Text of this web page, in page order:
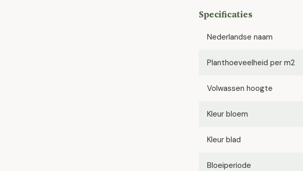
Specificaties
Nederlandse naam
Planthoeveelheid per m2
Volwassen hoogte
Kleur bloem
Kleur blad
Bloeiperiode